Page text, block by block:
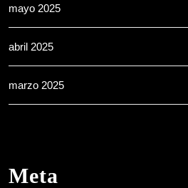
mayo 2025
abril 2025
marzo 2025
Meta